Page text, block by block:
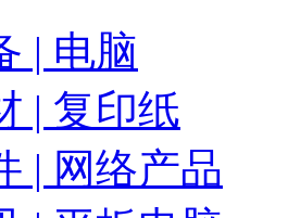
| 电脑
| 复印纸
| 网络产品